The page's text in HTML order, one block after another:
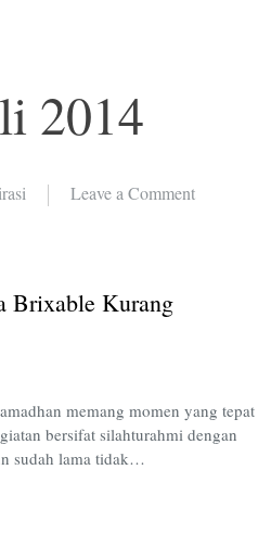
2014
Leave a Commenton
Target
Brixable Kurang
memang momen yang tepat
bersifat silahturahmi dengan
sudah lama tidak…